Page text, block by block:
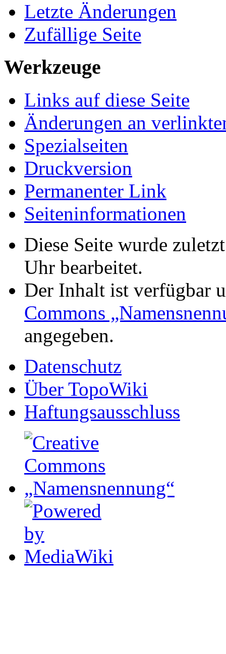
Letzte Änderungen
Zufällige Seite
Werkzeuge
Links auf diese Seite
Änderungen an
Spezialseiten
Druckversion
Permanenter Link
Seiten­informationen
Diese Seite wurde
Uhr bearbeitet.
Der Inhalt ist verfügbar
Commons
angegeben.
Datenschutz
Über TopoWiki
Haftungsausschluss